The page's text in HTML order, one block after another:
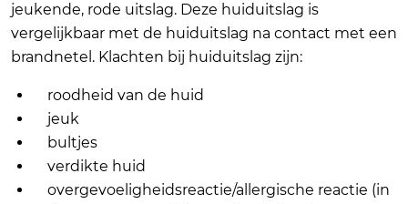
jeukende, rode uitslag. Deze huiduitslag is
vergelijkbaar met de huiduitslag na contact met een
brandnetel. Klachten bij huiduitslag zijn:
roodheid van de huid
jeuk
bultjes
verdikte huid
overgevoeligheidsreactie/allergische reactie (in